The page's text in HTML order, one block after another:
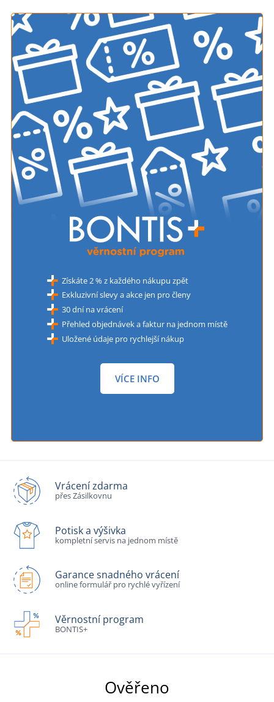
Získáte 2 % z každého nákupu zpět
Exkluzivní slevy a akce jen pro členy
30 dní na vrácení
Přehled objednávek a faktur na jednom místě
Uložené údaje pro rychlejší nákup
VÍCE INFO
Vrácení zdarma
přes Zásilkovnu
Potisk a výšivka
kompletní servis na jednom místě
Garance snadného vrácení
online formulář pro rychlé vyřízení
Věrnostní program
BONTIS+
Ověřeno